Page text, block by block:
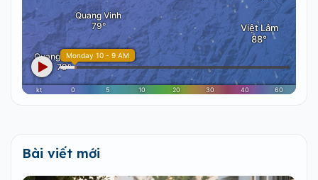
Bài viết mới